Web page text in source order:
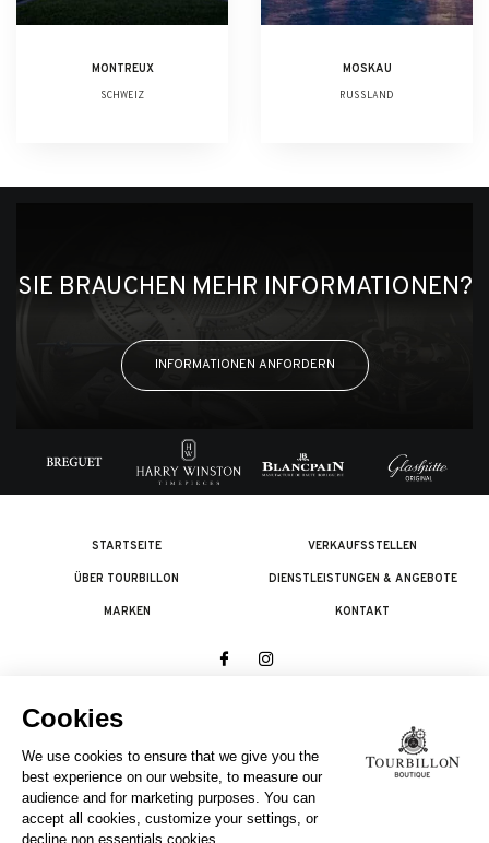
MONTREUX
SCHWEIZ
MOSKAU
RUSSLAND
SIE BRAUCHEN MEHR INFORMATIONEN?
INFORMATIONEN ANFORDERN
STARTSEITE
ÜBER TOURBILLON
MARKEN
VERKAUFSSTELLEN
DIENSTLEISTUNGEN & ANGEBOTE
KONTAKT
EIN UNTERNEHMEN DER